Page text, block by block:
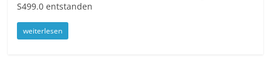
S499.0 entstanden
weiterlesen